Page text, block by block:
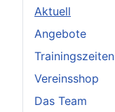
Aktuell
Angebote
Trainingszeiten
Vereinsshop
Das Team